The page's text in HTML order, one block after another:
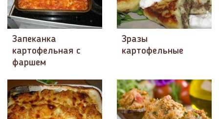
Запеканка
картофельная с
фаршем
Зразы
картофельные